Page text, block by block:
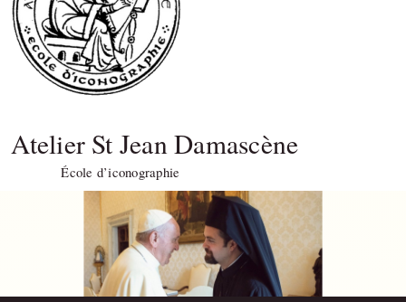
Atelier St Jean Damascène
École d’iconographie